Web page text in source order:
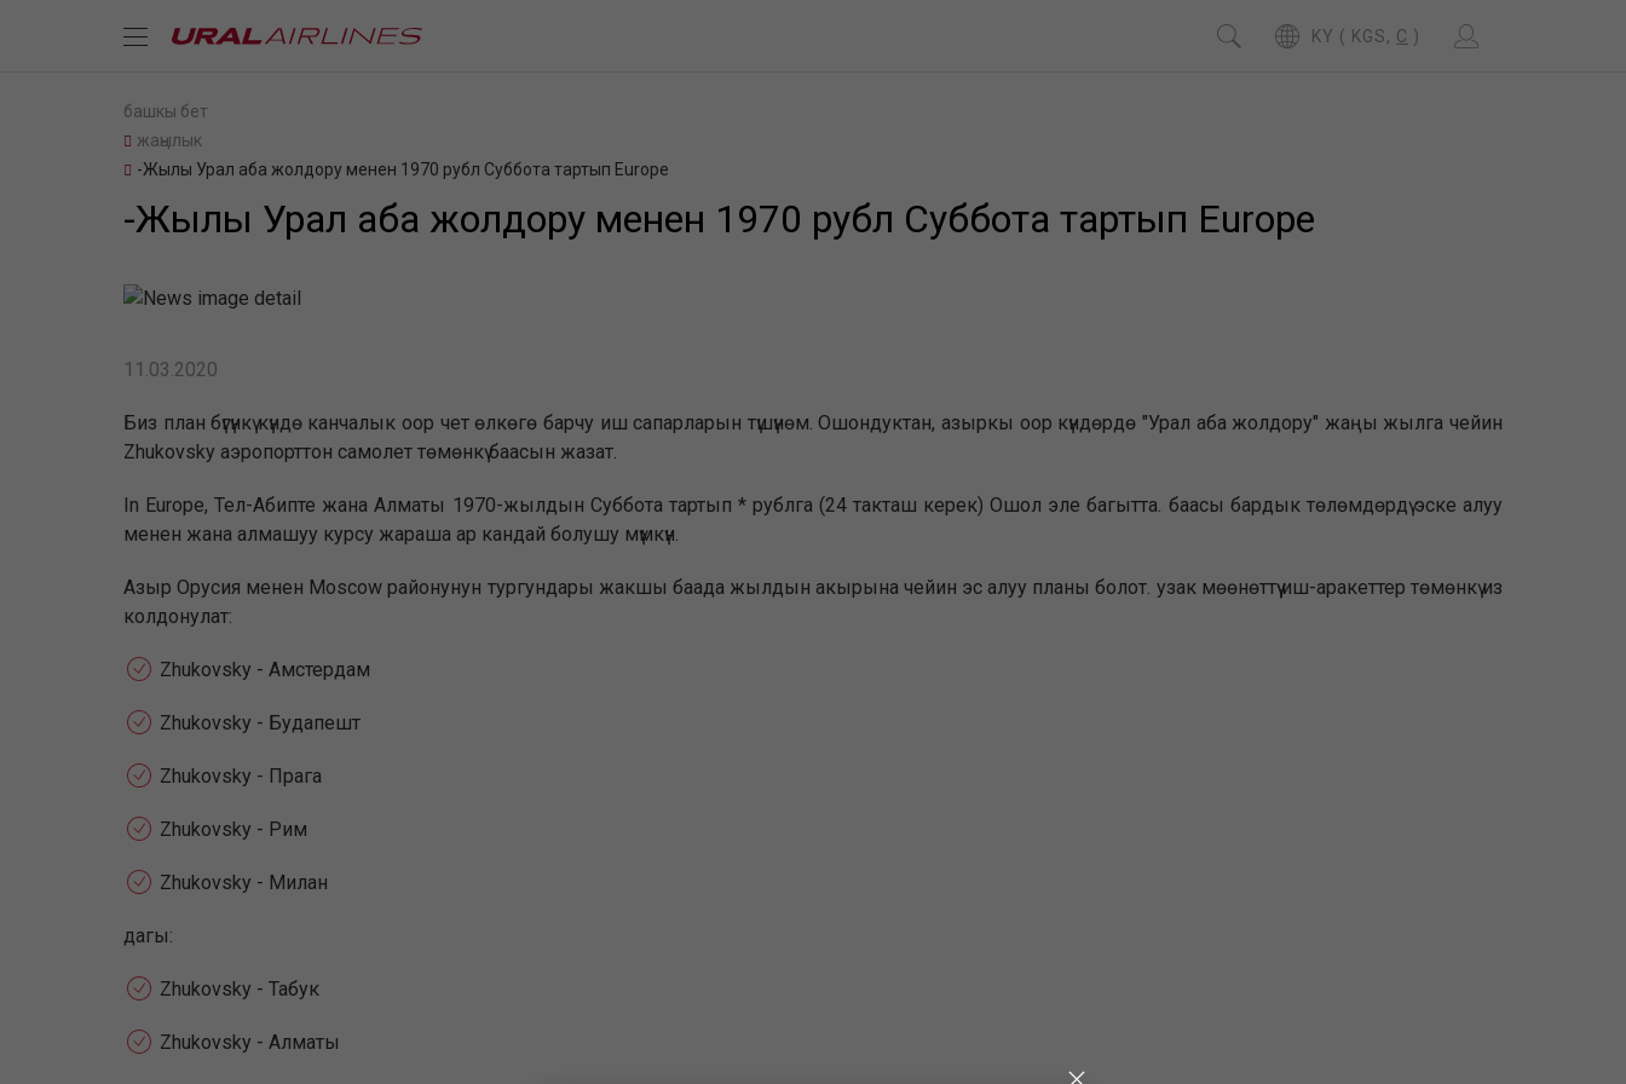
KY ( KGS, C )
башкы бет
жаңылык
-Жылы Урал аба жолдору менен 1970 рубл Суббота тартып Europe
-Жылы Урал аба жолдору менен 1970 рубл Суббота тартып Europe
11.03.2020
Биз план бүгүнкү күндө канчалык оор чет өлкөгө барчу иш сапарларын түшүнөм. Ошондуктан, азыркы оор күндөрдө "Урал аба жолдору" жаңы жылга чейин
Zhukovsky аэропорттон самолет төмөнкү баасын жазат.
In Europe, Тел-Абипте жана Алматы 1970-жылдын Суббота тартып * рублга (24 такташ керек) Ошол эле багытта. баасы бардык төлөмдөрдү эске алуу
менен жана алмашуу курсу жараша ар кандай болушу мүмкүн.
Азыр Орусия менен Moscow районунун тургундары жакшы баада жылдын акырына чейин эс алуу планы болот. узак мөөнөттүү иш-аракеттер төмөнкү из
колдонулат:
Zhukovsky - Амстердам
Zhukovsky - Будапешт
Zhukovsky - Прага
Zhukovsky - Рим
Zhukovsky - Милан
дагы:
Zhukovsky - Табук
Zhukovsky - Алматы